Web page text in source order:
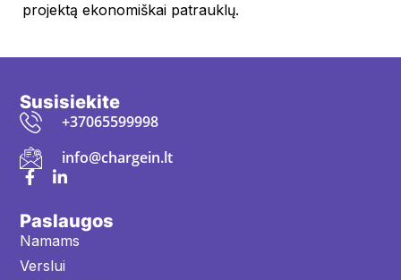
projektą ekonomiškai patrauklų.
Susisiekite
+37065599998
info@chargein.lt
Paslaugos
Namams
Verslui